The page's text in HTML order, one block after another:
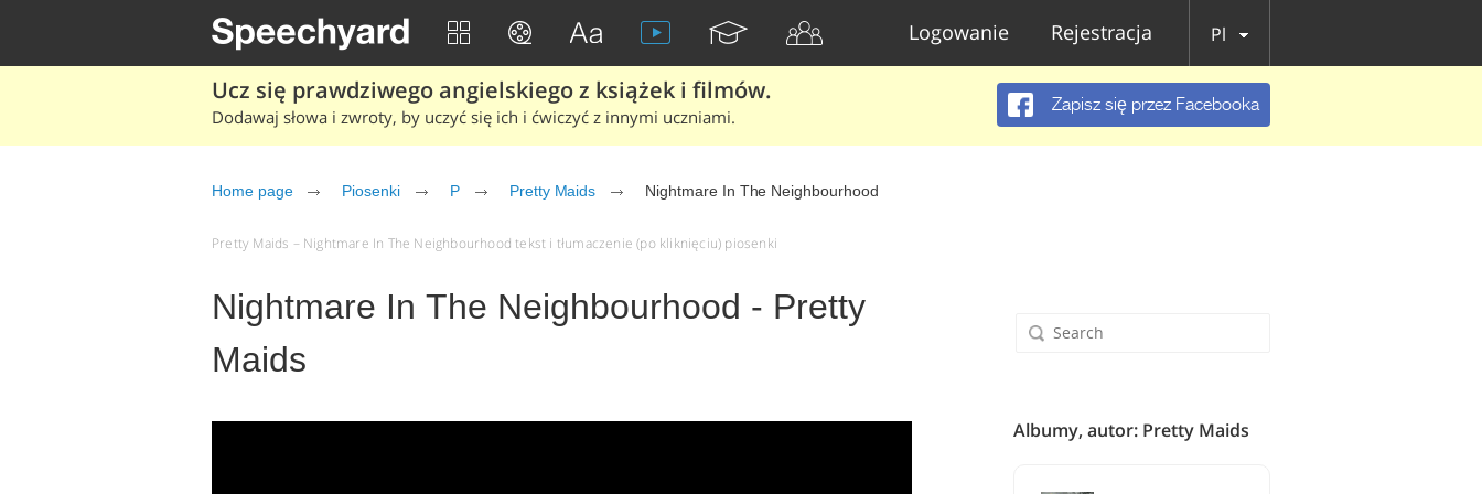
Logowanie Rejestracja Pl
Ucz się prawdziwego angielskiego z książek i filmów.
Dodawaj słowa i zwroty, by uczyć się ich i ćwiczyć z innymi uczniami.
Zapisz się przez Facebooka
Home page Piosenki P Pretty Maids Nightmare In The Neighbourhood
Pretty Maids – Nightmare In The Neighbourhood tekst i tłumaczenie (po kliknięciu) piosenki
Nightmare In The Neighbourhood - Pretty
Maids
Albumy, autor: Pretty Maids